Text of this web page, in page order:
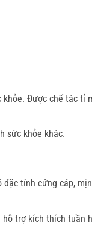
Được chế tác tỉ
sức khỏe khác.
tính cứng cáp,
trợ kích thích tuần